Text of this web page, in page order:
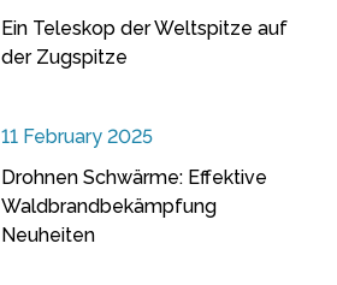
Ein Teleskop der Weltspitze auf
der Zugspitze
11 February 2025
Drohnen Schwärme: Effektive
Waldbrandbekämpfung
Neuheiten